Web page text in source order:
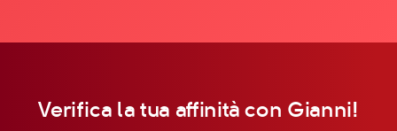
Verifica la tua affinità con Gianni!